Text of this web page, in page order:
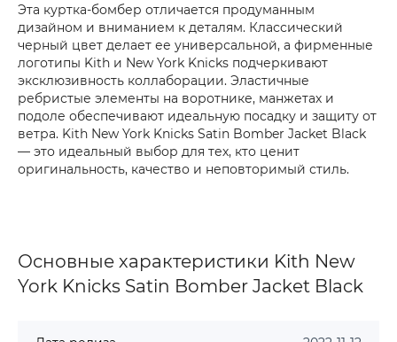
Эта куртка-бомбер отличается продуманным
дизайном и вниманием к деталям. Классический
черный цвет делает ее универсальной, а фирменные
логотипы Kith и New York Knicks подчеркивают
эксклюзивность коллаборации. Эластичные
ребристые элементы на воротнике, манжетах и
подоле обеспечивают идеальную посадку и защиту от
ветра. Kith New York Knicks Satin Bomber Jacket Black
— это идеальный выбор для тех, кто ценит
оригинальность, качество и неповторимый стиль.
Основные характеристики Kith New
York Knicks Satin Bomber Jacket Black